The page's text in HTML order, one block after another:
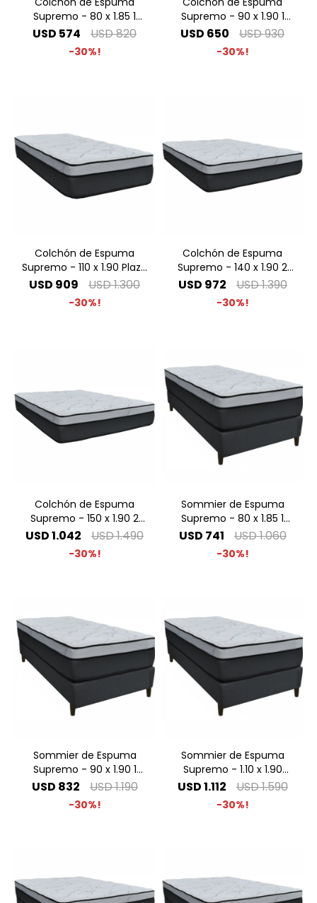
Supremo - 80 x 1.85 1
Plaza
USD 574 USD820
30
Supremo - 90 x 1.90 1
Plaza
USD 650 USD930
30
Colchón de Espuma
Supremo - 110 x 1.90 Plaza
y Media
USD 909 USD1.300
30
Colchón de Espuma
Supremo - 140 x 1.90 2
Plazas
USD 972 USD1.390
30
Colchón de Espuma
Supremo - 150 x 1.90 2
Plazas Especial
USD1.042 USD1.490
30
Sommier de Espuma
Supremo - 80 x 1.85 1
Plaza
USD 741 USD1.060
30
Sommier de Espuma
Supremo - 90 x 1.90 1
Plaza
USD 832 USD1.190
30
Sommier de Espuma
Supremo - 1.10 x 1.90
Plaza y Media
USD1.112 USD1.590
30